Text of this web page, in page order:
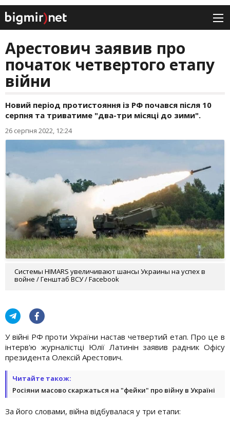
Арестович заявив про
початок четвертого етапу
війни
Новий період протистояння із РФ почався після 10
серпня та триватиме "два-три місяці до зими".
26 серпня 2022, 12:24
Системы HIMARS увеличивают шансы Украины на успех в
войне / Генштаб ВСУ / Facebook
У війні РФ проти України настав четвертий етап. Про це в
інтерв'ю журналістці Юлії Латинін заявив радник Офісу
президента Олексій Арестович.
Читайте також:
Росіяни масово скаржаться на "фейки" про війну в Україні
За його словами, війна відбувалася у три етапи: